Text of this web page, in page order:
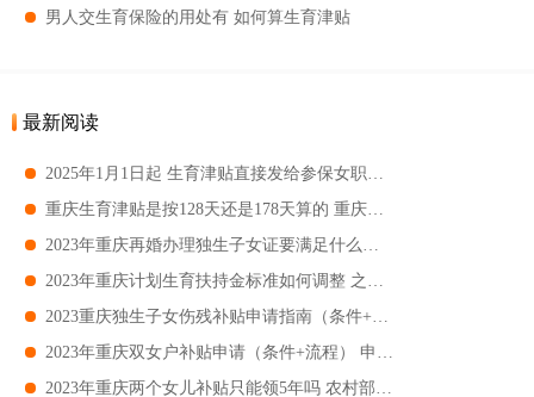
男人交生育保险的用处有 如何算生育津贴
最新阅读